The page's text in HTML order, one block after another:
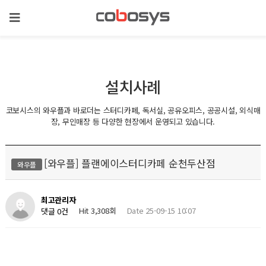
설치사례
코보시스의 와우플과 바로더는 스터디카페, 독서실, 공유오피스, 공공시설, 외식매
장, 무인매장 등 다양한 현장에서 운영되고 있습니다.
와우플 [와우플] 플랜에이스터디카페 순천두산점
최고관리자
댓글 0건
Hit 3,308회 Date 25-09-15 10:07